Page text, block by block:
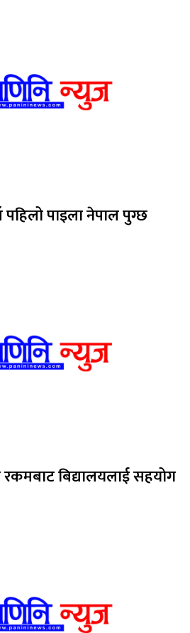
पाइला नेपाल पुग्छ
बिद्यालयलाई सहयोग